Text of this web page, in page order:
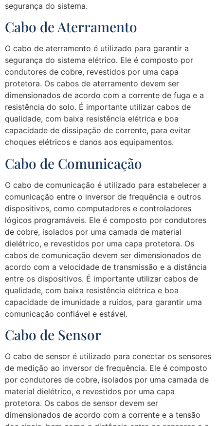
segurança do sistema.
Cabo de Aterramento
O cabo de aterramento é utilizado para garantir a
segurança do sistema elétrico. Ele é composto por
condutores de cobre, revestidos por uma capa
protetora. Os cabos de aterramento devem ser
dimensionados de acordo com a corrente de fuga e a
resistência do solo. É importante utilizar cabos de
qualidade, com baixa resistência elétrica e boa
capacidade de dissipação de corrente, para evitar
choques elétricos e danos aos equipamentos.
Cabo de Comunicação
O cabo de comunicação é utilizado para estabelecer a
comunicação entre o inversor de frequência e outros
dispositivos, como computadores e controladores
lógicos programáveis. Ele é composto por condutores
de cobre, isolados por uma camada de material
dielétrico, e revestidos por uma capa protetora. Os
cabos de comunicação devem ser dimensionados de
acordo com a velocidade de transmissão e a distância
entre os dispositivos. É importante utilizar cabos de
qualidade, com baixa resistência elétrica e boa
capacidade de imunidade a ruídos, para garantir uma
comunicação confiável e estável.
Cabo de Sensor
O cabo de sensor é utilizado para conectar os sensores
de medição ao inversor de frequência. Ele é composto
por condutores de cobre, isolados por uma camada de
material dielétrico, e revestidos por uma capa
protetora. Os cabos de sensor devem ser
dimensionados de acordo com a corrente e a tensão